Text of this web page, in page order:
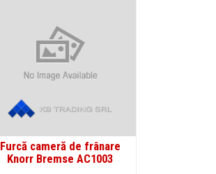
Furcă cameră de frânare
Knorr Bremse AC1003